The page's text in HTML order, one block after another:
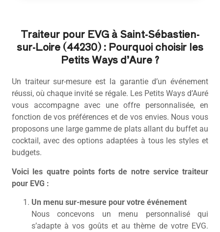
Traiteur pour EVG à Saint-Sébastien-
sur-Loire (44230) : Pourquoi choisir les
Petits Ways d’Aure ?
Un traiteur sur-mesure est la garantie d’un événement
réussi, où chaque invité se régale. Les Petits Ways d’Auré
vous accompagne avec une offre personnalisée, en
fonction de vos préférences et de vos envies. Nous vous
proposons une large gamme de plats allant du buffet au
cocktail, avec des options adaptées à tous les styles et
budgets.
Voici les quatre points forts de notre service traiteur
pour EVG :
Un menu sur-mesure pour votre événement
Nous concevons un menu personnalisé qui
s’adapte à vos goûts et au thème de votre EVG.